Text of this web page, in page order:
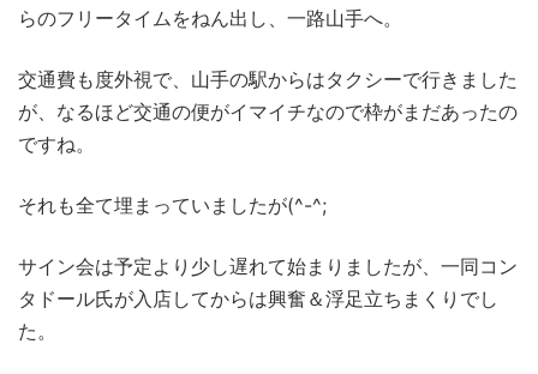
らのフリータイムをねん出し、一路山手へ。
交通費も度外視で、山手の駅からはタクシーで行きました
が、なるほど交通の便がイマイチなので枠がまだあったの
ですね。
それも全て埋まっていましたが(^-^;
サイン会は予定より少し遅れて始まりましたが、一同コン
タドール氏が入店してからは興奮＆浮足立ちまくりでし
た。